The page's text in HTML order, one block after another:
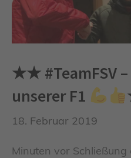
★★ #TeamFSV
unserer F1
18. Februar 2019
Minuten vor